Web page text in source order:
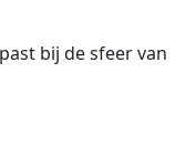
bij de sfeer van